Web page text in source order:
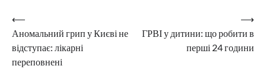
Навігація
записів
⟵
Аномальний грип у Києві не
відступає: лікарні
переповнені
ГРВІ у дитини: що робити в
перші 24 години
⟶